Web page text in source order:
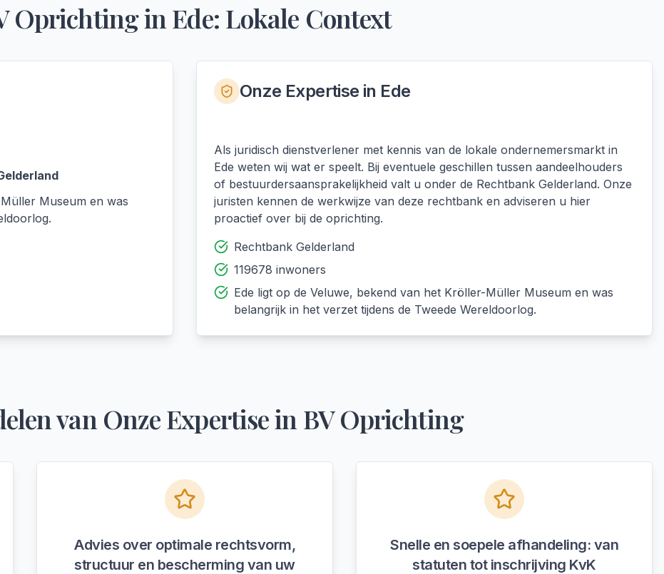
Oprichtingin Ede: Lokale Context
Museum en was
Onze Expertise in Ede
Als juridisch dienstverlener met kennis van de lokale ondernemersmarkt in
Ede weten wij wat er speelt. Bij eventuele geschillen tussen aandeelhouders
of bestuurdersaansprakelijkheid valt u onder de Rechtbank Gelderland. Onze
juristen kennen de werkwijze van deze rechtbank en adviseren u hier
proactief over bij de oprichting.
Rechtbank Gelderland
119678 inwoners
Ede ligt op de Veluwe, bekend van het Kröller-Müller Museum en was
belangrijk in het verzet tijdens de Tweede Wereldoorlog.
van Onze Expertise in BV Oprichting
Advies over optimale rechtsvorm,
structuur en bescherming van uw
Snelle en soepele afhandeling: van
statuten tot inschrijving KvK